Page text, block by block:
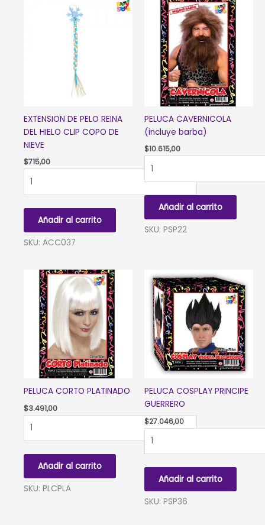
EXTENSION DE PELO REINA
DEL HIELO CLIP COPO DE
NIEVE
$715,00
DE
HIELO
NIEVE
cantidad
Añadir al carrito
SKU: ACC037
PELUCA CAVERNICOLA
(incluye barba)
$10.615,00
CAVERNICOLA
cantidad
Añadir al carrito
SKU: PSP22
PELUCA CORTO PLATINADO
$3.491,00
CORTO
cantidad
Añadir al carrito
SKU: PLCPLA
PELUCA COSPLAY PRINCIPE
GUERRERO
$27.046,00
COSPLAY
GUERRERO
cantidad
Añadir al carrito
SKU: PSP36